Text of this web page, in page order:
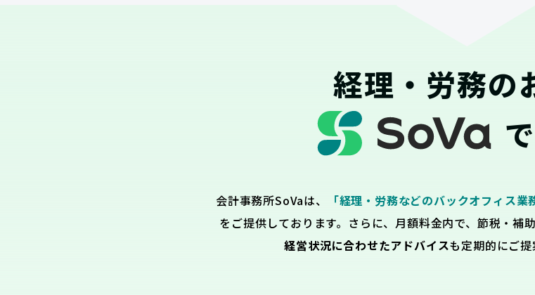
経理・労務の
会計事務所SoVaは、
「経理・労務などのバックオフィス
をご提供しております。さらに、月額料金内で、節税・補
経営状況に合わせたアドバイスも定期的にご提